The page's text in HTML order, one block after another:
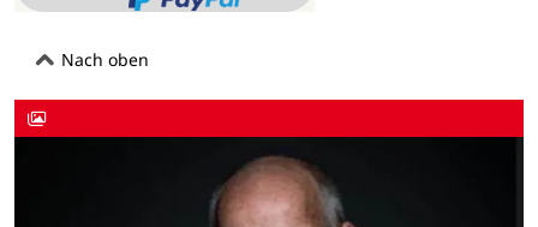
Nach oben